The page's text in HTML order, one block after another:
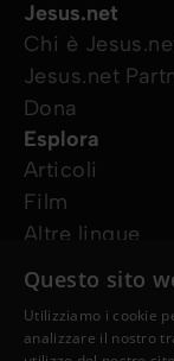
Jesus.net
Chi è
Jesus.net
Dona
Esplora
Articoli
Film
Altre lingue
I nostri progetti
Altri siti web
Ho bisogno
Questo sito
Utilizziamo i cookie
analizzare il nostro